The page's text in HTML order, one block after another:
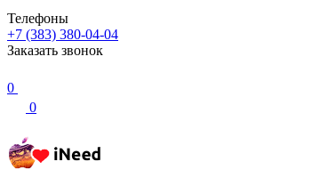
Телефоны
+7 (383) 380-04-04
Заказать звонок
0
0